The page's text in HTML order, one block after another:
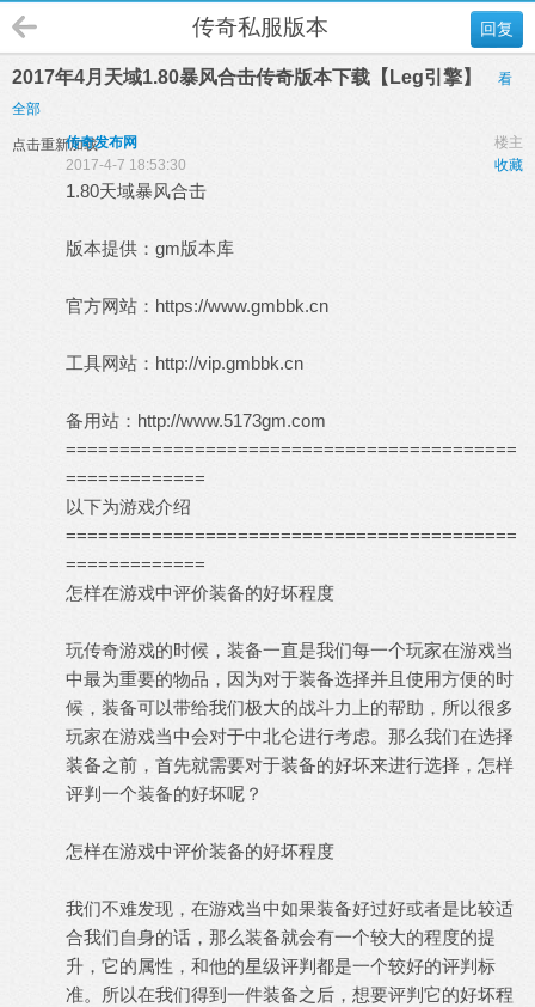
回复
传奇私服版本
2017年4月天域1.80暴风合击传奇版本下载【Leg引擎】
看
全部
点击重新加载 楼主
传奇发布网
收藏
2017-4-7 18:53:30
1.80天域暴风合击
版本提供： gm版本库
官方网站： https://www.gmbbk.cn
工具网站： http://vip.gmbbk.cn
备用站： http://www.5173gm.com
==========================================
=============
以下为游戏介绍
==========================================
=============
怎样在游戏中评价装备的好坏程度
玩传奇游戏的时候，装备一直是我们每一个玩家在游戏当
中最为重要的物品，因为对于装备选择并且使用方便的时
候，装备可以带给我们极大的战斗力上的帮助，所以很多
玩家在游戏当中会对于中北仑进行考虑。那么我们在选择
装备之前，首先就需要对于装备的好坏来进行选择，怎样
评判一个装备的好坏呢？
怎样在游戏中评价装备的好坏程度
我们不难发现，在游戏当中如果装备好过好或者是比较适
合我们自身的话，那么装备就会有一个较大的程度的提
升，它的属性，和他的星级评判都是一个较好的评判标
准。所以在我们得到一件装备之后，想要评判它的好坏程